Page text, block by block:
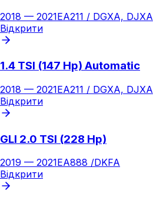
2018 — 2021EA211 / DGXA, DJXA
Відкрити
1.4 TSI (147 Hp) Automatic
2018 — 2021EA211 / DGXA, DJXA
Відкрити
GLI 2.0 TSI (228 Hp)
2019 — 2021EA888 /DKFA
Відкрити